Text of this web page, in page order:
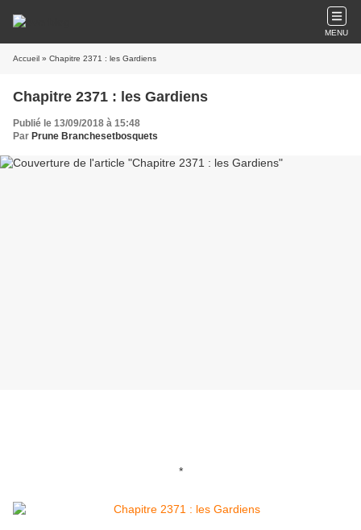
MENU
Accueil » Chapitre 2371 : les Gardiens
Chapitre 2371 : les Gardiens
Publié le 13/09/2018 à 15:48
Par Prune Branchesetbosquets
*